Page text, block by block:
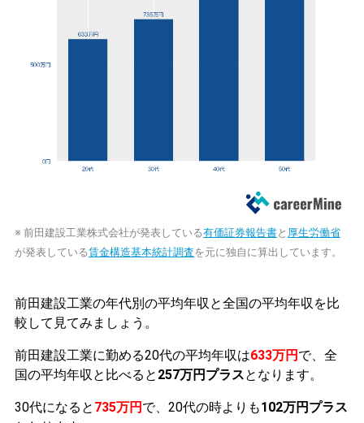
※ 前田建設工業株式会社が発表している有価証券報告書と 厚生労働省
が発表している賃金構造基本統計調査を元に独自に算出しています。
前田建設工業の年代別の平均年収と全国の平均年収を比
較して見てみましょう。
前田建設工業に勤める20代の平均年収は633万円 で、全
国の平均年収と比べると 257万円プラスとなります。
30代になると 735万円 で、20代の時よりも102万円プラス